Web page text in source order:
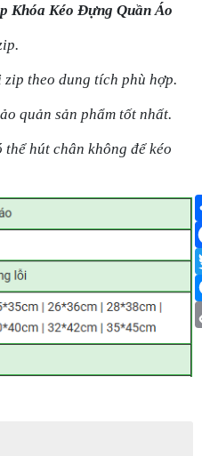
Khóa Kéo Đựng Quần Áo
theo dung tích phù hợp.
quản sản phẩm tốt nhất.
hút chân không để kéo